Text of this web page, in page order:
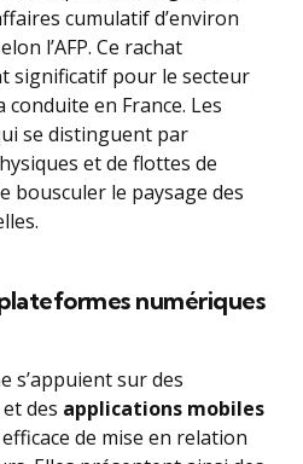
cumulatif d’environ
l’AFP. Ce rachat
significatif pour le secteur
conduite en France. Les
se distinguent par
et de flottes de
bousculer le paysage des
numériques
s’appuient sur des
et des applications mobiles
de mise en relation